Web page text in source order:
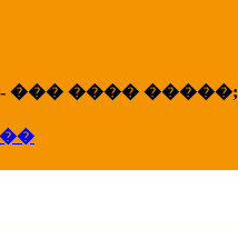
��� ���� �����;